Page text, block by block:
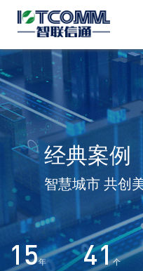
经典案例
智慧城市 共创
15年
41个